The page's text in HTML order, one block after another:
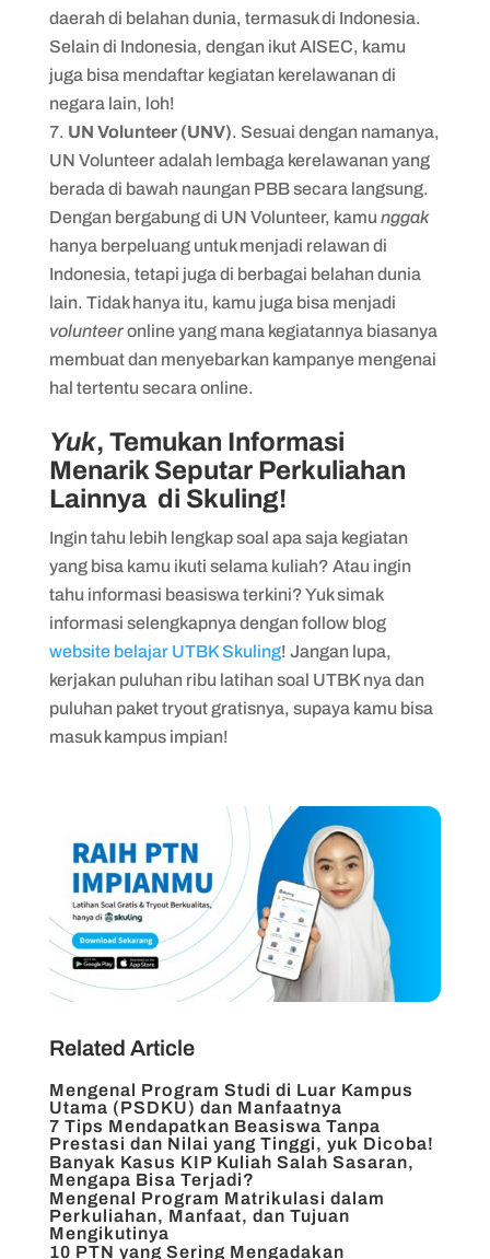
daerah di belahan dunia, termasuk di Indonesia.
Selain di Indonesia, dengan ikut AISEC, kamu
juga bisa mendaftar kegiatan kerelawanan di
negara lain, loh!
UN Volunteer (UNV). Sesuai dengan namanya,
UN Volunteer adalah lembaga kerelawanan yang
berada di bawah naungan PBB secara langsung.
Dengan bergabung di UN Volunteer, kamu nggak
hanya berpeluang untuk menjadi relawan di
Indonesia, tetapi juga di berbagai belahan dunia
lain. Tidak hanya itu, kamu juga bisa menjadi
volunteeronline yang mana kegiatannya biasanya
membuat dan menyebarkan kampanye mengenai
hal tertentu secara online.
Yuk, Temukan Informasi
Menarik Seputar Perkuliahan
Lainnya di Skuling!
Ingin tahu lebih lengkap soal apa saja kegiatan
yang bisa kamu ikuti selama kuliah? Atau ingin
tahu informasi beasiswa terkini? Yuk simak
informasi selengkapnya dengan follow blog
website belajar UTBK Skuling! Jangan lupa,
kerjakan puluhan ribu latihan soal UTBK nya dan
puluhan paket tryout gratisnya, supaya kamu bisa
masuk kampus impian!
Related Article
Mengenal Program Studi di Luar Kampus
Utama (PSDKU) dan Manfaatnya
7 Tips Mendapatkan Beasiswa Tanpa
Prestasi dan Nilai yang Tinggi, yuk Dicoba!
Banyak Kasus KIP Kuliah Salah Sasaran,
Mengapa Bisa Terjadi?
Mengenal Program Matrikulasi dalam
Perkuliahan, Manfaat, dan Tujuan
Mengikutinya
10 PTN yang Sering Mengadakan